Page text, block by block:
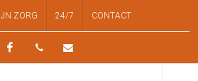
ZORG 24/7 CONTACT
Facebook0478 23 40 82